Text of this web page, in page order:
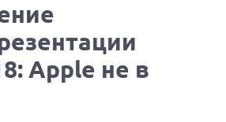
Apple не в